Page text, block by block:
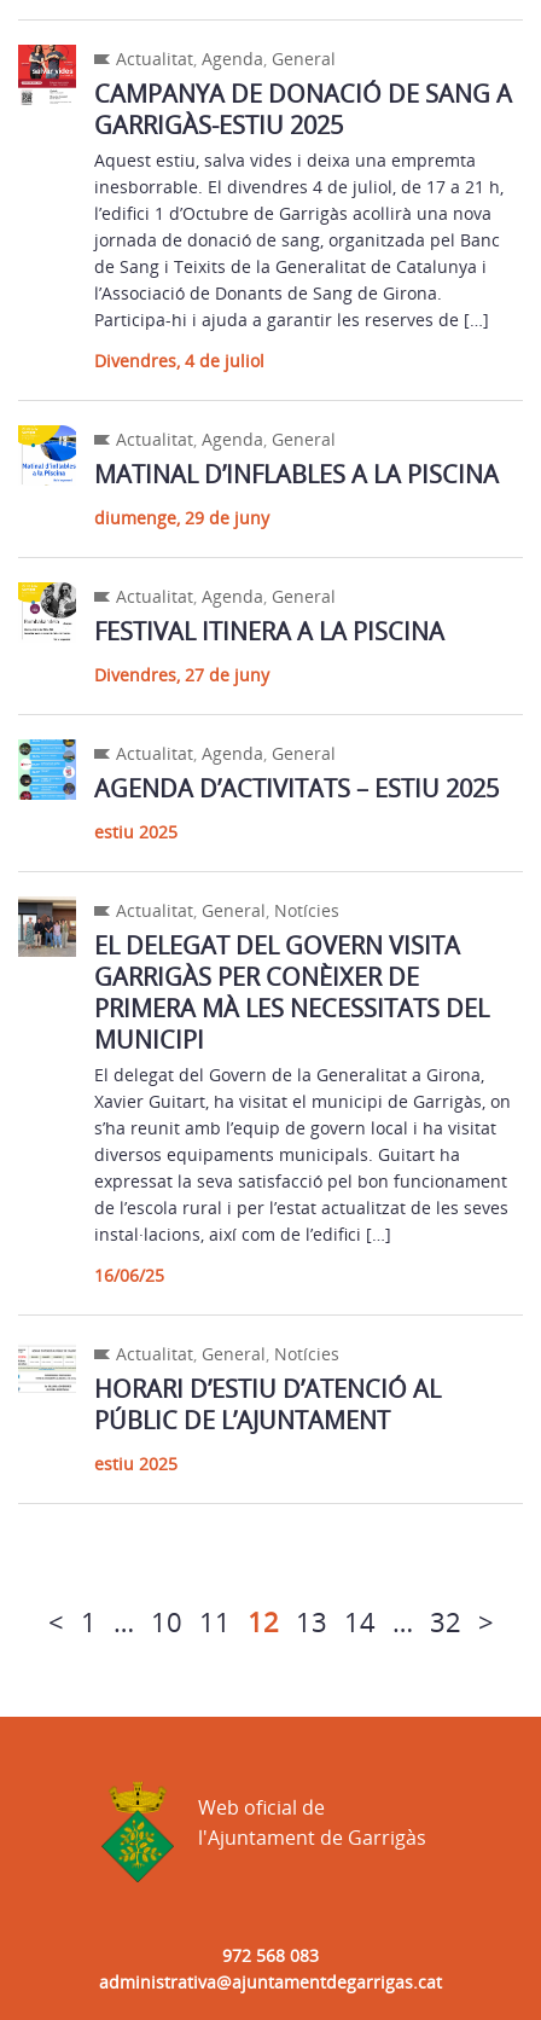
Actualitat,Agenda, General
CAMPANYA DE DONACIÓ DE SANG A
GARRIGÀS-ESTIU 2025
Aquest estiu, salva vides i deixa una empremta
inesborrable. El divendres 4 de juliol, de 17 a 21 h,
l’edifici 1 d’Octubre de Garrigàs acollirà una nova
jornada de donació de sang, organitzada pel Banc
de Sang i Teixits de la Generalitat de Catalunya i
l’Associació de Donants de Sang de Girona.
Participa-hi i ajuda a garantir les reserves de […]
Divendres, 4 de juliol
Actualitat,Agenda, General
MATINAL D’INFLABLES A LA PISCINA
diumenge, 29 de juny
Actualitat,Agenda, General
FESTIVAL ITINERA A LA PISCINA
Divendres, 27 de juny
Actualitat,Agenda, General
AGENDA D’ACTIVITATS – ESTIU 2025
estiu 2025
Actualitat, General, Notícies
EL DELEGAT DEL GOVERN VISITA
GARRIGÀS PER CONÈIXER DE
PRIMERA MÀ LES NECESSITATS DEL
MUNICIPI
El delegat del Govern de la Generalitat a Girona,
Xavier Guitart, ha visitat el municipi de Garrigàs, on
s’ha reunit amb l’equip de govern local i ha visitat
diversos equipaments municipals. Guitart ha
expressat la seva satisfacció pel bon funcionament
de l’escola rural i per l’estat actualitzat de les seves
instal·lacions, així com de l’edifici […]
16/06/25
Actualitat, General, Notícies
HORARI D’ESTIU D’ATENCIÓ AL
PÚBLIC DE L’AJUNTAMENT
estiu 2025
< 1 … 10 11 12 13 14 … 32 >
972 568 083
administrativa@ajuntamentdegarrigas.cat
Web oficial de
l'Ajuntament de Garrigàs